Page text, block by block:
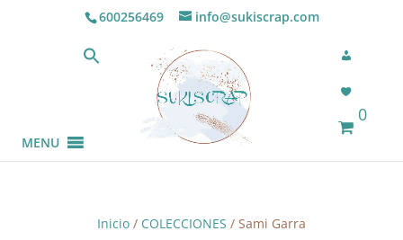
600256469 info@sukiscrap.com
0
MENU
Inicio / COLECCIONES / Sami Garra